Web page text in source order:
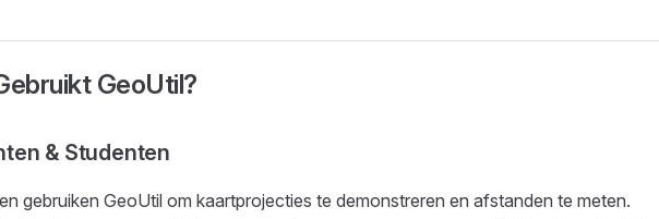
GeoUtil?
& Studenten
gebruiken GeoUtil om kaartprojecties te demonstreren en afstanden te meten.